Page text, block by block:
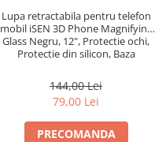
Lupa retractabila pentru telefon
mobil iSEN 3D Phone Magnifying
Glass Negru, 12", Protectie ochi,
Protectie din silicon, Baza
144,00 Lei
79,00 Lei
PRECOMANDA